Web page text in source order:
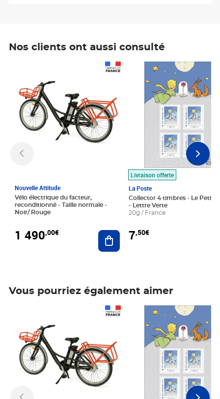
Nos clients ont aussi consulté
Nouvelle Attitude
Vélo électrique du facteur,
reconditionné - Taille normale -
Noir/ Rouge
1 490,00€ Ajouter au panier
Livraison offerte
La Poste
Collector 4 timbres - Le Petit
- Lettre Verte
20g / France
7,50€
Prix 7,50€
Vous pourriez également aimer
Prix 7,50€